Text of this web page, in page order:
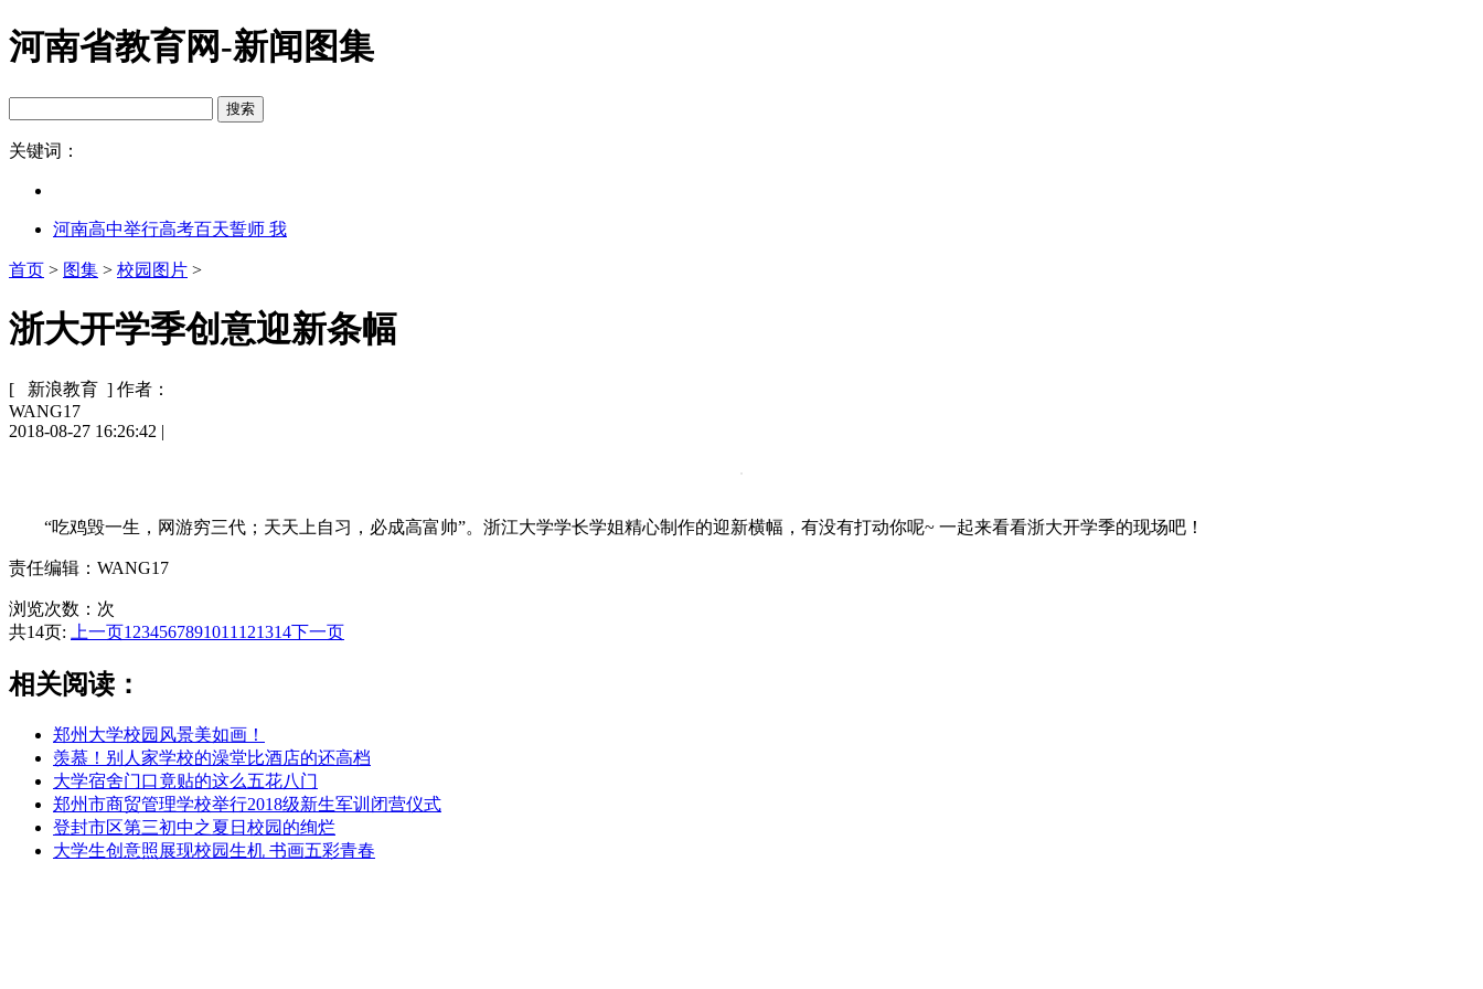
河南省教育网-新闻图集
关键词：
河南高中举行高考百天誓师 我
首页 > 图集 > 校园图片 >
浙大开学季创意迎新条幅
[ 新浪教育 ] 作者：
WANG17
2018-08-27 16:26:42 |
“吃鸡毁一生，网游穷三代；天天上自习，必成高富帅”。浙江大学学长学姐精心制作的迎新横幅，有没有打动你呢~ 一起来看看浙大开学季的现场吧！
责任编辑：WANG17
浏览次数： 次
共14页:
上一页1 234567891011 121314下一页
相关阅读：
郑州大学校园风景美如画！
羡慕！别人家学校的澡堂比酒店的还高档
大学宿舍门口竟贴的这么五花八门
郑州市商贸管理学校举行2018级新生军训闭营仪式
登封市区第三初中之夏日校园的绚烂
大学生创意照展现校园生机 书画五彩青春